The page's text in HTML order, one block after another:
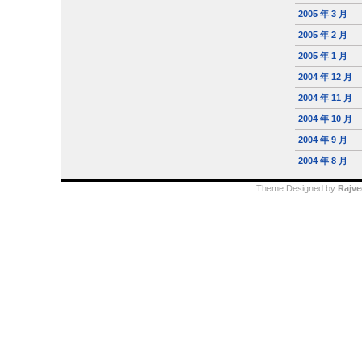
2005 年 3 月
2005 年 2 月
2005 年 1 月
2004 年 12 月
2004 年 11 月
2004 年 10 月
2004 年 9 月
2004 年 8 月
Theme Designed by